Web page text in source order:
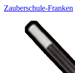
Zauberschule-Franken